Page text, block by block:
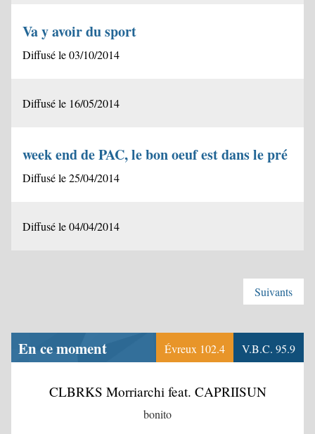
Va y avoir du sport
Diffusé le 03/10/2014
Diffusé le 16/05/2014
week end de PAC, le bon oeuf est dans le pré
Diffusé le 25/04/2014
Diffusé le 04/04/2014
Suivants
En ce moment Évreux 102.4 V.B.C. 95.9
CLBRKS Morriarchi feat. CAPRIISUN
bonito